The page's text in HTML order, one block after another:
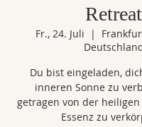
Retreat
Fr., 24. Juli
  |
Du bist eingeladen,
inneren Sonne zu
getragen von der
Essenz zu